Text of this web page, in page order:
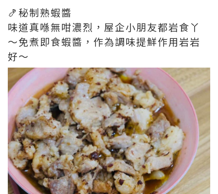
🍤秘制熟蝦醬
味道真喺無咁濃烈，屋企小朋友都岩食丫
～免煮即食蝦醬，作為調味提鮮作用岩岩
好～